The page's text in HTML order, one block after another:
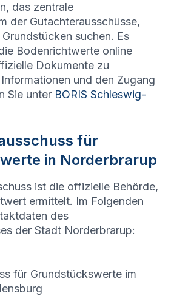
das zentrale
der Gutachterausschüsse,
suchen. Es
Bodenrichtwerte online
Dokumente zu
und den Zugang
Sie unter BORIS Schleswig-
für
in Norderbrarup
ist die offizielle Behörde,
ermittelt. Im Folgenden
des
der Stadt Norderbrarup:
für Grundstückswerte im